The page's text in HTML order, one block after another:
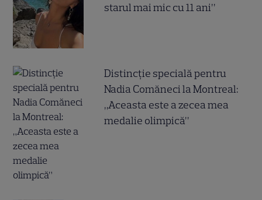
starul mai mic cu 11 ani”
Distincție specială pentru
Nadia Comăneci la Montreal:
„Aceasta este a zecea mea
medalie olimpică”